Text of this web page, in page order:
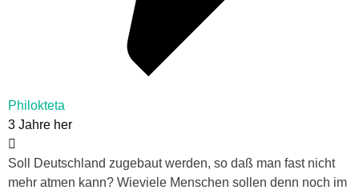
Philokteta
3 Jahre her
Soll Deutschland zugebaut werden, so daß man fast nicht
mehr atmen kann? Wieviele Menschen sollen denn noch im